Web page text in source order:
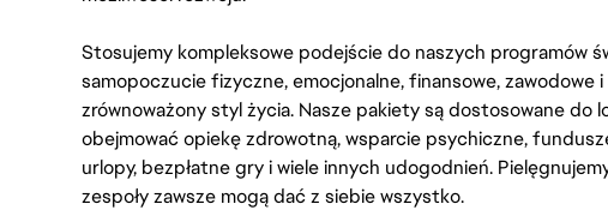
Stosujemy kompleksowe podejście do naszych programów
samopoczucie fizyczne, emocjonalne, finansowe, zawodowe
zrównoważony styl życia. Nasze pakiety są dostosowane do
obejmować opiekę zdrowotną, wsparcie psychiczne,
urlopy, bezpłatne gry i wiele innych udogodnień.
zespoły zawsze mogą dać z siebie wszystko.